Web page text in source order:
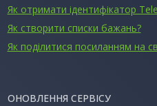
Як отримати ідентифікатор
Як створити списки бажань?
Як поділитися посиланням на
ОНОВЛЕННЯ СЕРВІСУ